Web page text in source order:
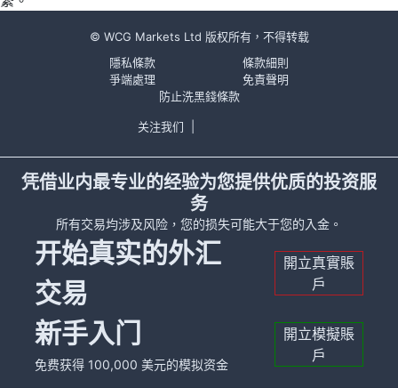
© WCG Markets Ltd 版权所有，不得转载
隱私條款
條款細則
爭端處理
免責聲明
防止洗黑錢條款
关注我们
凭借业内最专业的经验为您提供优质的投资服
务
所有交易均涉及风险，您的损失可能大于您的入金。
开始真实的外汇
交易
開立真實賬
戶
新手入门
免费获得 100,000 美元的模拟资金
開立模擬賬
戶